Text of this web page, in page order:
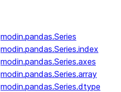
modin.pandas.Series
modin.pandas.Series.index
modin.pandas.Series.axes
modin.pandas.Series.array
modin.pandas.Series.dtype